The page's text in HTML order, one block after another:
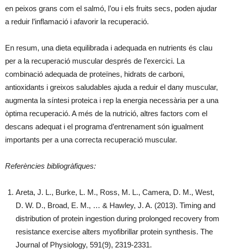
en peixos grans com el salmó, l’ou i els fruits secs, poden ajudar
a reduir l’inflamació i afavorir la recuperació.
En resum, una dieta equilibrada i adequada en nutrients és clau
per a la recuperació muscular després de l’exercici. La
combinació adequada de proteïnes, hidrats de carboni,
antioxidants i greixos saludables ajuda a reduir el dany muscular,
augmenta la síntesi proteica i rep la energia necessària per a una
òptima recuperació. A més de la nutrició, altres factors com el
descans adequat i el programa d’entrenament són igualment
importants per a una correcta recuperació muscular.
Referències bibliogràfiques:
Areta, J. L., Burke, L. M., Ross, M. L., Camera, D. M., West,
D. W. D., Broad, E. M., … & Hawley, J. A. (2013). Timing and
distribution of protein ingestion during prolonged recovery from
resistance exercise alters myofibrillar protein synthesis. The
Journal of Physiology, 591(9), 2319-2331.